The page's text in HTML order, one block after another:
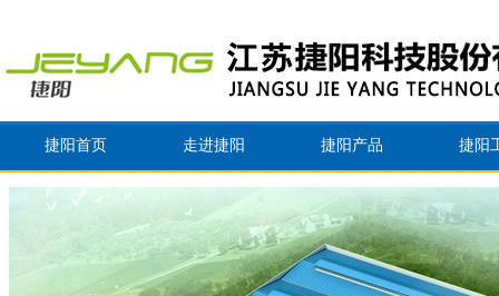
捷阳首页 走进捷阳 捷阳产品 捷阳